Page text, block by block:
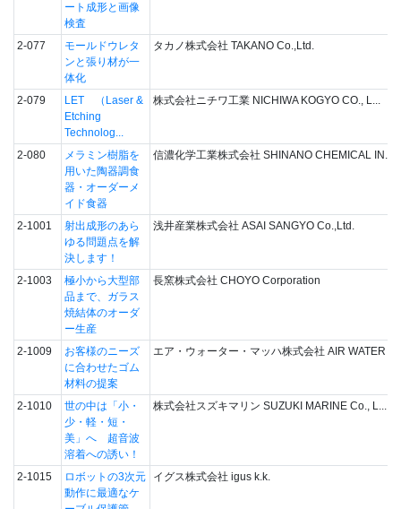
ート成形と画像
検査
2-077
モールドウレタ
ンと張り材が一
体化
タカノ株式会社 TAKANO Co.,Ltd.
2-079
LET （Laser &
Etching
Technolog...
株式会社ニチワ工業 NICHIWA KOGYO CO., L...
2-080
メラミン樹脂を
用いた陶器調食
器・オーダーメ
イド食器
信濃化学工業株式会社 SHINANO CHEMICAL IN...
2-1001
射出成形のあら
ゆる問題点を解
決します！
浅井産業株式会社 ASAI SANGYO Co.,Ltd.
2-1003
極小から大型部
品まで、ガラス
焼結体のオーダ
ー生産
長窯株式会社 CHOYO Corporation
2-1009
お客様のニーズ
に合わせたゴム
材料の提案
エア・ウォーター・マッハ株式会社 AIR WATER
2-1010
世の中は「小・
少・軽・短・
美」へ 超音波
溶着への誘い！
株式会社スズキマリン SUZUKI MARINE Co., L...
2-1015
ロボットの3次元
動作に最適なケ
イグス株式会社 igus k.k.